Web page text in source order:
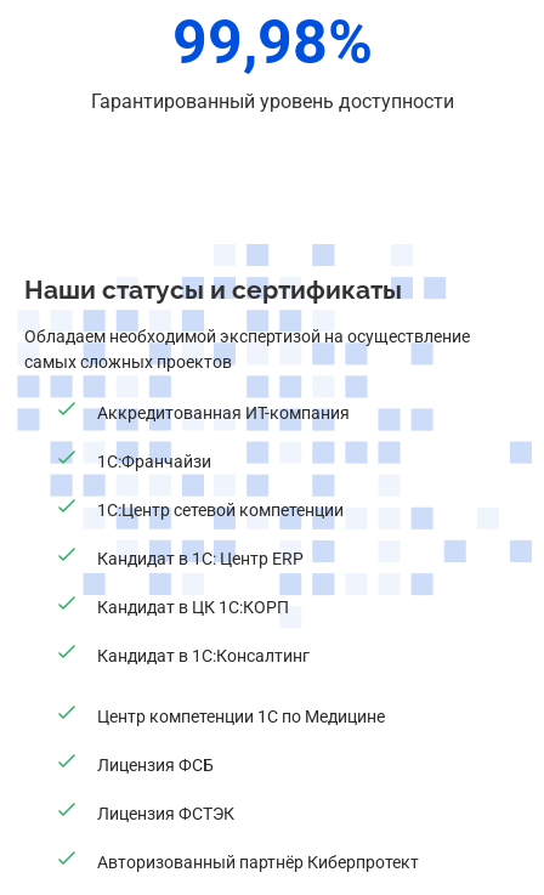
99,98%
Гарантированный уровень доступности
Наши статусы и сертификаты
Обладаем необходимой экспертизой на осуществление
самых сложных проектов
Аккредитованная ИТ-компания
1С:Франчайзи
1С:Центр сетевой компетенции
Кандидат в 1С: Центр ERP
Кандидат в ЦК 1С:КОРП
Кандидат в 1С:Консалтинг
Центр компетенции 1С по Медицине
Лицензия ФСБ
Лицензия ФСТЭК
Авторизованный партнёр Киберпротект